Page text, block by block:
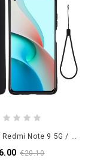
Hülle Xiaomi Redmi Note 9 5G / Note 9T 5G Schwarz Flüssiges Silikon Und Armband
€20.10